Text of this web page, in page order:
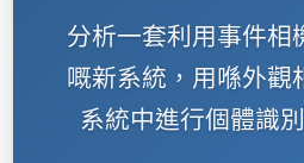
分析一套利用事件相
嘅新系統，用喺外觀
系統中進行個體識